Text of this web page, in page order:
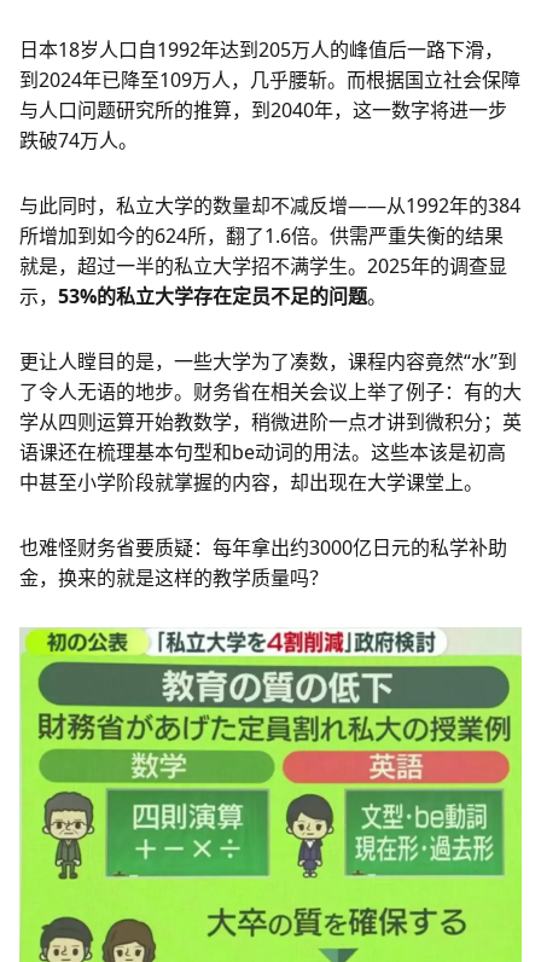
日本18岁人口自1992年达到205万人的峰值后一路下滑，
到2024年已降至109万人，几乎腰斩。而根据国立社会保障
与人口问题研究所的推算，到2040年，这一数字将进一步
跌破74万人。
与此同时，私立大学的数量却不减反增——从1992年的384
所增加到如今的624所，翻了1.6倍。供需严重失衡的结果
就是，超过一半的私立大学招不满学生。2025年的调查显
示， 53%的私立大学存在定员不足的问题。
更让人瞠目的是，一些大学为了凑数，课程内容竟然“水”到
了令人无语的地步。财务省在相关会议上举了例子：有的大
学从四则运算开始教数学，稍微进阶一点才讲到微积分；英
语课还在梳理基本句型和be动词的用法。这些本该是初高
中甚至小学阶段就掌握的内容，却出现在大学课堂上。
也难怪财务省要质疑：每年拿出约3000亿日元的私学补助
金，换来的就是这样的教学质量吗？